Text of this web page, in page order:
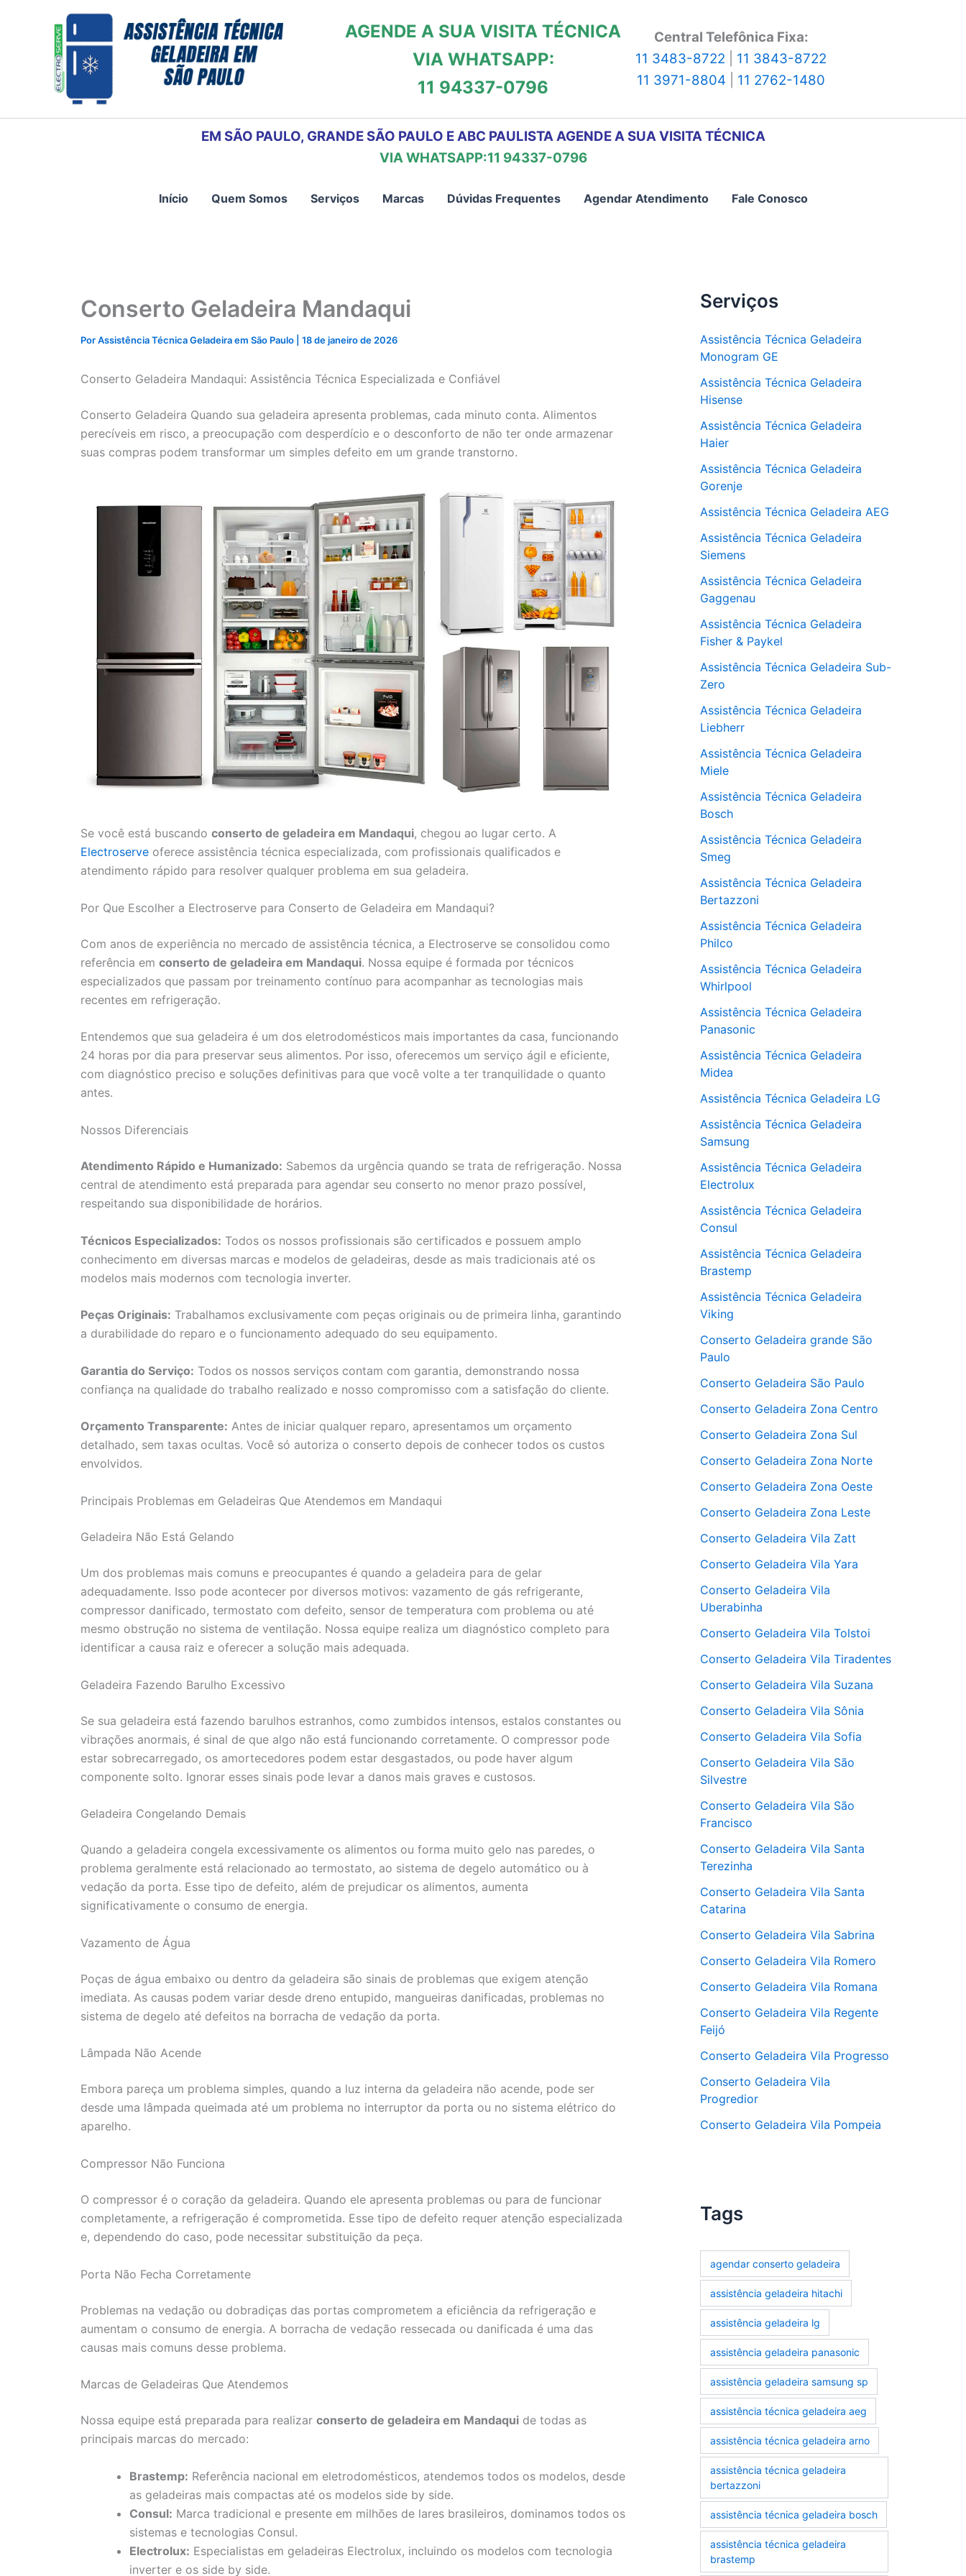
AGENDE A SUA VISITA TÉCNICA
VIA WHATSAPP:
11 94337-0796
Central Telefônica Fixa:
11 3483-8722
11 3843-8722
11 3971-8804
11 2762-1480
EM SÃO PAULO, GRANDE SÃO PAULO E ABC PAULISTA AGENDE A SUA VISITA TÉCNICA
VIA WHATSAPP:11 94337-0796
Início Quem Somos Serviços Marcas Dúvidas Frequentes Agendar Atendimento Fale Conosco
Conserto Geladeira Mandaqui
PorAssistência Técnica Geladeira em São Paulo 18 de janeiro de 2026
Conserto Geladeira Mandaqui: Assistência Técnica Especializada e Confiável
Conserto Geladeira Quando sua geladeira apresenta problemas, cada minuto conta. Alimentos
perecíveis em risco, a preocupação com desperdício e o desconforto de não ter onde armazenar
suas compras podem transformar um simples defeito em um grande transtorno.
Se você está buscando conserto de geladeira em Mandaqui, chegou ao lugar certo. A
Electroserve oferece assistência técnica especializada, com profissionais qualificados e
atendimento rápido para resolver qualquer problema em sua geladeira.
Por Que Escolher a Electroserve para Conserto de Geladeira em Mandaqui?
Com anos de experiência no mercado de assistência técnica, a Electroserve se consolidou como
referência em conserto de geladeira em Mandaqui. Nossa equipe é formada por técnicos
especializados que passam por treinamento contínuo para acompanhar as tecnologias mais
recentes em refrigeração.
Entendemos que sua geladeira é um dos eletrodomésticos mais importantes da casa, funcionando
24 horas por dia para preservar seus alimentos. Por isso, oferecemos um serviço ágil e eficiente,
com diagnóstico preciso e soluções definitivas para que você volte a ter tranquilidade o quanto
antes.
Nossos Diferenciais
Atendimento Rápido e Humanizado: Sabemos da urgência quando se trata de refrigeração. Nossa
central de atendimento está preparada para agendar seu conserto no menor prazo possível,
respeitando sua disponibilidade de horários.
Técnicos Especializados: Todos os nossos profissionais são certificados e possuem amplo
conhecimento em diversas marcas e modelos de geladeiras, desde as mais tradicionais até os
modelos mais modernos com tecnologia inverter.
Peças Originais: Trabalhamos exclusivamente com peças originais ou de primeira linha, garantindo
a durabilidade do reparo e o funcionamento adequado do seu equipamento.
Garantia do Serviço: Todos os nossos serviços contam com garantia, demonstrando nossa
confiança na qualidade do trabalho realizado e nosso compromisso com a satisfação do cliente.
Orçamento Transparente: Antes de iniciar qualquer reparo, apresentamos um orçamento
detalhado, sem taxas ocultas. Você só autoriza o conserto depois de conhecer todos os custos
envolvidos.
Principais Problemas em Geladeiras Que Atendemos em Mandaqui
Geladeira Não Está Gelando
Um dos problemas mais comuns e preocupantes é quando a geladeira para de gelar
adequadamente. Isso pode acontecer por diversos motivos: vazamento de gás refrigerante,
compressor danificado, termostato com defeito, sensor de temperatura com problema ou até
mesmo obstrução no sistema de ventilação. Nossa equipe realiza um diagnóstico completo para
identificar a causa raiz e oferecer a solução mais adequada.
Geladeira Fazendo Barulho Excessivo
Se sua geladeira está fazendo barulhos estranhos, como zumbidos intensos, estalos constantes ou
vibrações anormais, é sinal de que algo não está funcionando corretamente. O compressor pode
estar sobrecarregado, os amortecedores podem estar desgastados, ou pode haver algum
componente solto. Ignorar esses sinais pode levar a danos mais graves e custosos.
Geladeira Congelando Demais
Quando a geladeira congela excessivamente os alimentos ou forma muito gelo nas paredes, o
problema geralmente está relacionado ao termostato, ao sistema de degelo automático ou à
vedação da porta. Esse tipo de defeito, além de prejudicar os alimentos, aumenta
significativamente o consumo de energia.
Vazamento de Água
Poças de água embaixo ou dentro da geladeira são sinais de problemas que exigem atenção
imediata. As causas podem variar desde dreno entupido, mangueiras danificadas, problemas no
sistema de degelo até defeitos na borracha de vedação da porta.
Lâmpada Não Acende
Embora pareça um problema simples, quando a luz interna da geladeira não acende, pode ser
desde uma lâmpada queimada até um problema no interruptor da porta ou no sistema elétrico do
aparelho.
Compressor Não Funciona
O compressor é o coração da geladeira. Quando ele apresenta problemas ou para de funcionar
completamente, a refrigeração é comprometida. Esse tipo de defeito requer atenção especializada
e, dependendo do caso, pode necessitar substituição da peça.
Porta Não Fecha Corretamente
Problemas na vedação ou dobradiças das portas comprometem a eficiência da refrigeração e
aumentam o consumo de energia. A borracha de vedação ressecada ou danificada é uma das
causas mais comuns desse problema.
Marcas de Geladeiras Que Atendemos
Nossa equipe está preparada para realizar conserto de geladeira em Mandaqui de todas as
principais marcas do mercado:
Brastemp: Referência nacional em eletrodomésticos, atendemos todos os modelos, desde
as geladeiras mais compactas até os modelos side by side.
Consul: Marca tradicional e presente em milhões de lares brasileiros, dominamos todos os
sistemas e tecnologias Consul.
Electrolux: Especialistas em geladeiras Electrolux, incluindo os modelos com tecnologia
inverter e os side by side.
Serviços
Assistência Técnica Geladeira
Monogram GE
Assistência Técnica Geladeira
Hisense
Assistência Técnica Geladeira
Haier
Assistência Técnica Geladeira
Gorenje
Assistência Técnica Geladeira AEG
Assistência Técnica Geladeira
Siemens
Assistência Técnica Geladeira
Gaggenau
Assistência Técnica Geladeira
Fisher & Paykel
Assistência Técnica Geladeira Sub-
Zero
Assistência Técnica Geladeira
Liebherr
Assistência Técnica Geladeira
Miele
Assistência Técnica Geladeira
Bosch
Assistência Técnica Geladeira
Smeg
Assistência Técnica Geladeira
Bertazzoni
Assistência Técnica Geladeira
Philco
Assistência Técnica Geladeira
Whirlpool
Assistência Técnica Geladeira
Panasonic
Assistência Técnica Geladeira
Midea
Assistência Técnica Geladeira LG
Assistência Técnica Geladeira
Samsung
Assistência Técnica Geladeira
Electrolux
Assistência Técnica Geladeira
Consul
Assistência Técnica Geladeira
Brastemp
Assistência Técnica Geladeira
Viking
Conserto Geladeira grande São
Paulo
Conserto Geladeira São Paulo
Conserto Geladeira Zona Centro
Conserto Geladeira Zona Sul
Conserto Geladeira Zona Norte
Conserto Geladeira Zona Oeste
Conserto Geladeira Zona Leste
Conserto Geladeira Vila Zatt
Conserto Geladeira Vila Yara
Conserto Geladeira Vila
Uberabinha
Conserto Geladeira Vila Tolstoi
Conserto Geladeira Vila Tiradentes
Conserto Geladeira Vila Suzana
Conserto Geladeira Vila Sônia
Conserto Geladeira Vila Sofia
Conserto Geladeira Vila São
Silvestre
Conserto Geladeira Vila São
Francisco
Conserto Geladeira Vila Santa
Terezinha
Conserto Geladeira Vila Santa
Catarina
Conserto Geladeira Vila Sabrina
Conserto Geladeira Vila Romero
Conserto Geladeira Vila Romana
Conserto Geladeira Vila Regente
Feijó
Conserto Geladeira Vila Progresso
Conserto Geladeira Vila
Progredior
Conserto Geladeira Vila Pompeia
Tags
agendar conserto geladeira
assistência geladeira hitachi
assistência geladeira lg
assistência geladeira panasonic
assistência geladeira samsung sp
assistência técnica geladeira aeg
assistência técnica geladeira arno
assistência técnica geladeira
bertazzoni
assistência técnica geladeira bosch
assistência técnica geladeira
brastemp